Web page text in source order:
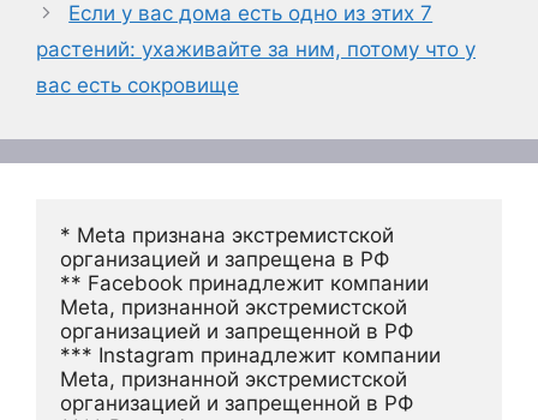
Если у вас дома есть одно из этих 7
растений: ухаживайте за ним, потому что у
вас есть сокровище
* Meta признана экстремистской
организацией и запрещена в РФ
** Facebook принадлежит компании
Meta, признанной экстремистской
организацией и запрещенной в РФ
*** Instagram принадлежит компании
Meta, признанной экстремистской
организацией и запрещенной в РФ